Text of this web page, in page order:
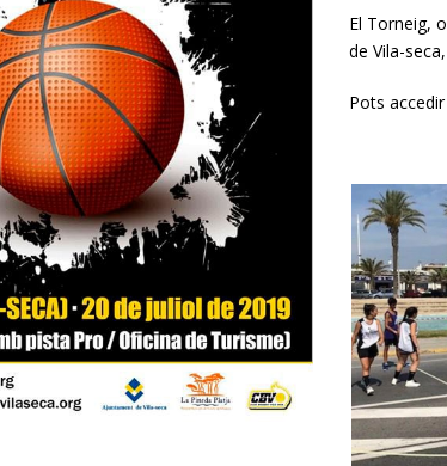
El Torneig,
de Vila-
Pots